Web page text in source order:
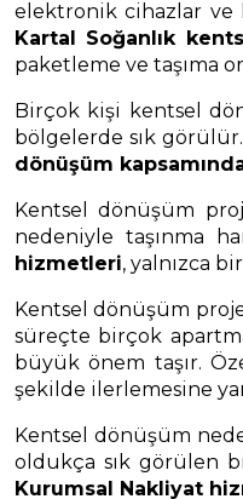
elektronik cihazlar ve
Kartal Soğanlık
paketleme ve taşıma
Birçok kişi kentsel
bölgelerde sık
dönüşüm
Kentsel dönüşüm
nedeniyle taşınma
hizmetleri, yalnızca
Kentsel dönüşüm
süreçte birçok
büyük önem taşır.
şekilde ilerlemesine
Kentsel dönüşüm
oldukça sık görülen
Kurumsal Nakliyat